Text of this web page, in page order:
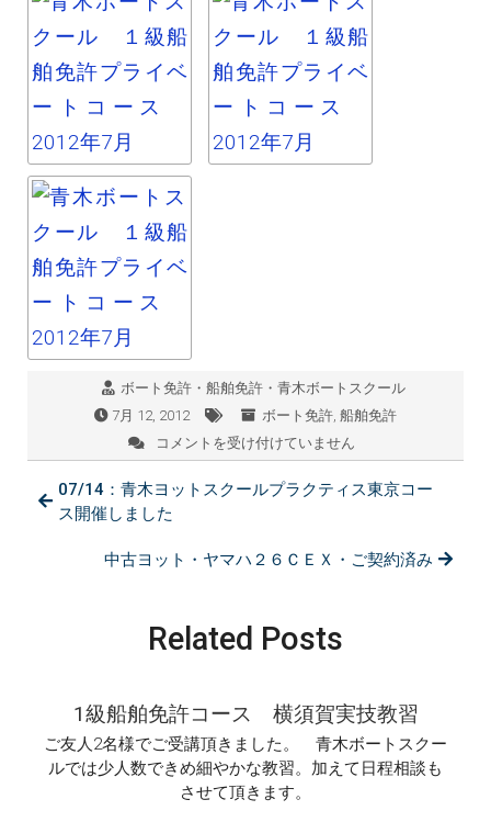
ボート免許・船舶免許・青木ボートスクール
7月 12, 2012
ボート免許 船舶免許
07/12：
級・
プ
イ
ベ
船
舶
コ
ー
ス
開
コメントを受け付けていません
07/14：青木ヨットスクールプラクティス東京コー
ス開催しました
中古ヨット・ヤマハ２６ＣＥＸ・ご契約済み
Related Posts
1級船舶免許コース 横須賀実技教習
ご友人2名様でご受講頂きました。 青木ボートスクー
ルでは少人数できめ細やかな教習。加えて日程相談も
させて頂きます。